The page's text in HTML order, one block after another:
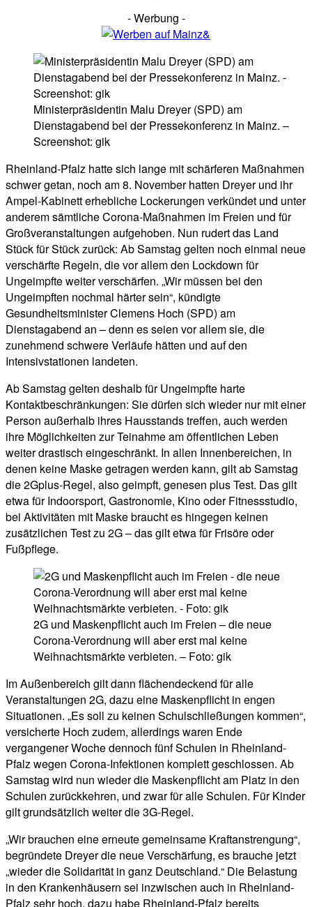
- Werbung -
Ministerpräsidentin Malu Dreyer (SPD) am
Dienstagabend bei der Pressekonferenz in Mainz. –
Screenshot: gik
Rheinland-Pfalz hatte sich lange mit schärferen Maßnahmen
schwer getan, noch am 8. November hatten Dreyer und ihr
Ampel-Kabinett erhebliche Lockerungen verkündet und unter
anderem sämtliche Corona-Maßnahmen im Freien und für
Großveranstaltungen aufgehoben. Nun rudert das Land
Stück für Stück zurück: Ab Samstag gelten noch einmal neue
verschärfte Regeln, die vor allem den Lockdown für
Ungeimpfte weiter verschärfen. „Wir müssen bei den
Ungeimpften nochmal härter sein“, kündigte
Gesundheitsminister Clemens Hoch (SPD) am
Dienstagabend an – denn es seien vor allem sie, die
zunehmend schwere Verläufe hätten und auf den
Intensivstationen landeten.
Ab Samstag gelten deshalb für Ungeimpfte harte
Kontaktbeschränkungen: Sie dürfen sich wieder nur mit einer
Person außerhalb ihres Hausstands treffen, auch werden
ihre Möglichkeiten zur Teinahme am öffentlichen Leben
weiter drastisch eingeschränkt. In allen Innenbereichen, in
denen keine Maske getragen werden kann, gilt ab Samstag
die 2Gplus-Regel, also geimpft, genesen plus Test. Das gilt
etwa für Indoorsport, Gastronomie, Kino oder Fitnessstudio,
bei Aktivitäten mit Maske braucht es hingegen keinen
zusätzlichen Test zu 2G – das gilt etwa für Frisöre oder
Fußpflege.
2G und Maskenpflicht auch im Freien – die neue
Corona-Verordnung will aber erst mal keine
Weihnachtsmärkte verbieten. – Foto: gik
Im Außenbereich gilt dann flächendeckend für alle
Veranstaltungen 2G, dazu eine Maskenpflicht in engen
Situationen. „Es soll zu keinen Schulschließungen kommen“,
versicherte Hoch zudem, allerdings waren Ende
vergangener Woche dennoch fünf Schulen in Rheinland-
Pfalz wegen Corona-Infektionen komplett geschlossen. Ab
Samstag wird nun wieder die Maskenpflicht am Platz in den
Schulen zurückkehren, und zwar für alle Schulen. Für Kinder
gilt grundsätzlich weiter die 3G-Regel.
„Wir brauchen eine erneute gemeinsame Kraftanstrengung“,
begründete Dreyer die neue Verschärfung, es brauche jetzt
„wieder die Solidarität in ganz Deutschland.“ Die Belastung
in den Krankenhäusern sei inzwischen auch in Rheinland-
Pfalz sehr hoch, dazu habe Rheinland-Pfalz bereits